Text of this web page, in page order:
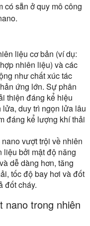
có sẵn ở quy mô công
liệu cơ bản (ví dụ:
nhiên liệu) và các
như chất xúc tác
ứng lớn. Sự phân
thiện đáng kể hiệu
duy trì ngọn lửa lâu
đáng kể lượng khí thải
vượt trội về nhiên
liệu bởi mật độ năng
dễ dàng hơn, tăng
tốc độ bay hơi và đốt
đốt cháy.
nano trong nhiên